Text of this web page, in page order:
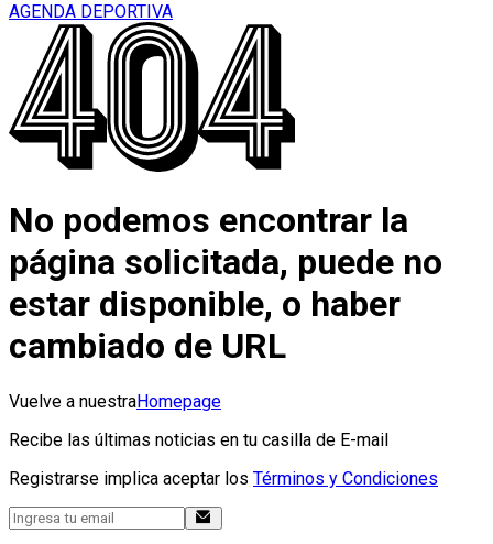
AGENDA DEPORTIVA
No podemos encontrar la
página solicitada, puede no
estar disponible, o haber
cambiado de URL
Vuelve a nuestraHomepage
Recibe las últimas noticias en tu casilla de E-mail
Registrarse implica aceptar los Términos y Condiciones